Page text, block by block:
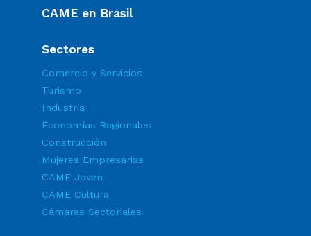
CAME en Brasil
Sectores
Comercio y Servicios
Turismo
Industria
Economías Regionales
Construcción
Mujeres Empresarias
CAME Joven
CAME Cultura
Cámaras Sectoriales